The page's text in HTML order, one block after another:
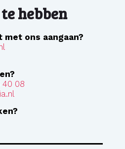
hebben
ons aangaan?
40 08